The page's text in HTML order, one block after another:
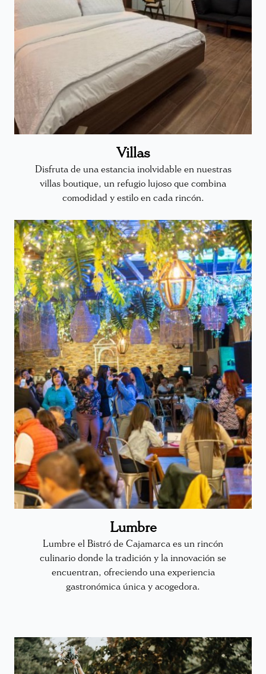
Villas
Disfruta de una estancia inolvidable en nuestras
villas boutique, un refugio lujoso que combina
comodidad y estilo en cada rincón.
Lumbre
Lumbre el Bistró de Cajamarca es un rincón
culinario donde la tradición y la innovación se
encuentran, ofreciendo una experiencia
gastronómica única y acogedora.